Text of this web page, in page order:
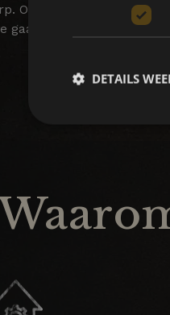
Of het nu gaat om een
graag voor je aan de
DETAILS